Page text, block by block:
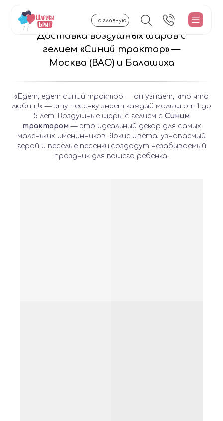
На главную
Доставка воздушных шаров с
гелием «Синий трактор» —
Москва (ВАО) и Балашиха
«Едет, едет синий трактор — он узнает, кто что
любит!» — эту песенку знает каждый малыш от 1 до
5 лет. Воздушные шары с гелием с Синим
трактором — это идеальный декор для самых
маленьких именинников. Яркие цвета, узнаваемый
герой и весёлые песенки создадут незабываемый
праздник для вашего ребёнка.